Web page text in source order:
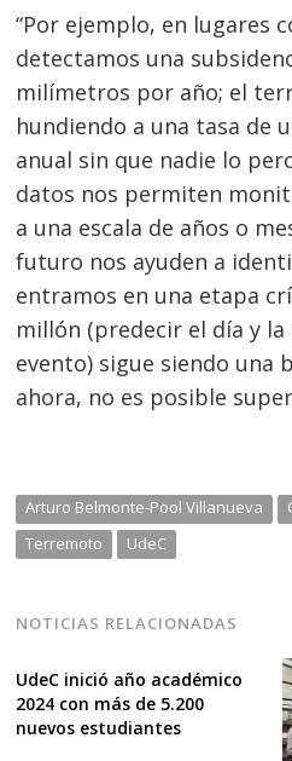
“Por ejemplo, en lugares
detectamos una
milímetros por año; el
hundiendo a una tasa de
anual sin que nadie lo
datos nos permiten
a una escala de años o
futuro nos ayuden a
entramos en una etapa
millón (predecir el día y la
evento) sigue siendo una
ahora, no es posible
Arturo Belmonte-Pool Villanueva
Terremoto
UdeC
NOTICIAS RELACIONADAS
UdeC inició año académico
2024 con más de 5.200
nuevos estudiantes